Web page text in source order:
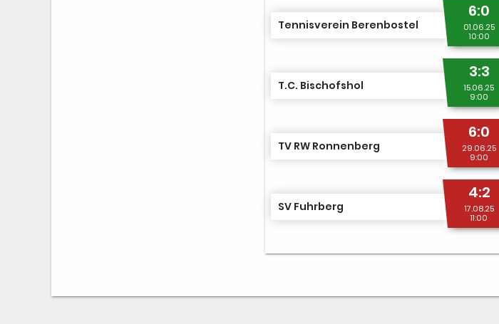
Tennisverein Berenbostel
6:0
01.06.25
10:00
T.C. Bischofshol
3:3
15.06.25
9:00
TV RW Ronnenberg
6:0
29.06.25
9:00
SV Fuhrberg
4:2
17.08.25
11:00